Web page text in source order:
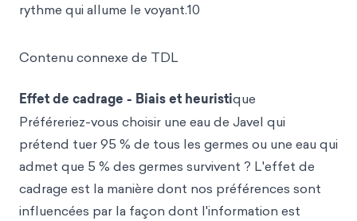
rythme qui allume le voyant.10
Contenu connexe de TDL
Effet de cadrage - Biais et heuristique
Préféreriez-vous choisir une eau de Javel qui
prétend tuer 95 % de tous les germes ou une eau qui
admet que 5 % des germes survivent ? L'effet de
cadrage est la manière dont nos préférences sont
influencées par la façon dont l'information est